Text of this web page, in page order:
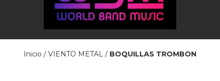
Inicio / VIENTO METAL / BOQUILLAS TROMBON